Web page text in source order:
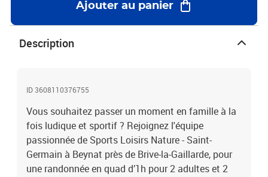
Ajouter au panier
Description
ID 3608110376755
Vous souhaitez passer un moment en famille à la
fois ludique et sportif ? Rejoignez l'équipe
passionnée de Sports Loisirs Nature - Saint-
Germain à Beynat près de Brive-la-Gaillarde, pour
une randonnée en quad d’1h pour 2 adultes et 2